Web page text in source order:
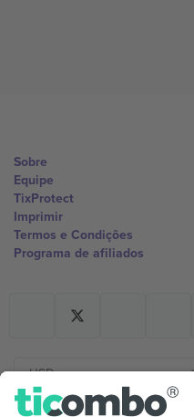
Sobre
Equipe
TixProtect
Imprimir
Termos e Condições
Programa de afiliados